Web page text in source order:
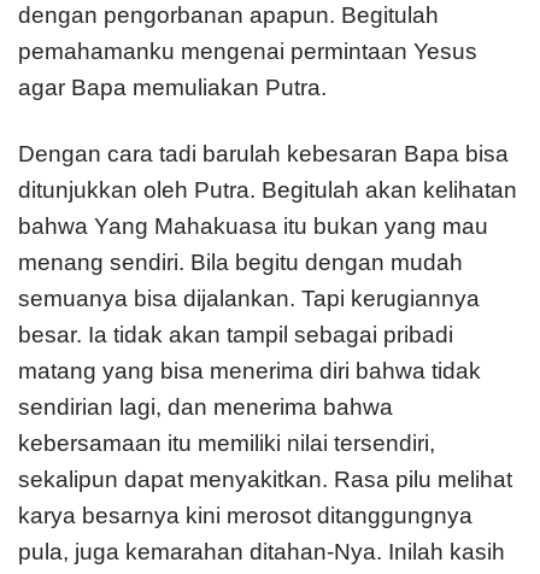
dengan pengorbanan apapun. Begitulah
pemahamanku mengenai permintaan Yesus
agar Bapa memuliakan Putra.
Dengan cara tadi barulah kebesaran Bapa bisa
ditunjukkan oleh Putra. Begitulah akan kelihatan
bahwa Yang Mahakuasa itu bukan yang mau
menang sendiri. Bila begitu dengan mudah
semuanya bisa dijalankan. Tapi kerugiannya
besar. Ia tidak akan tampil sebagai pribadi
matang yang bisa menerima diri bahwa tidak
sendirian lagi, dan menerima bahwa
kebersamaan itu memiliki nilai tersendiri,
sekalipun dapat menyakitkan. Rasa pilu melihat
karya besarnya kini merosot ditanggungnya
pula, juga kemarahan ditahan-Nya. Inilah kasih